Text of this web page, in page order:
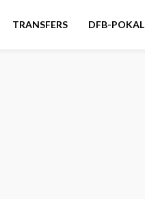
TRANSFERS DFB-POKAL